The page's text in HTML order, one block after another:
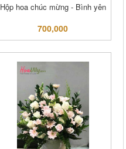
Hộp hoa chúc mừng - Bình yên
700,000